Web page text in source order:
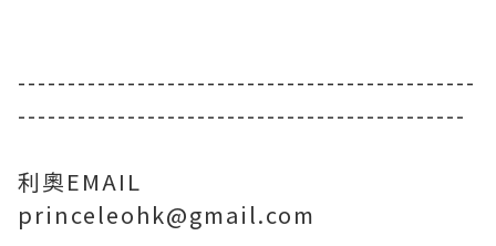
----------------------------------------------
---------------------------------------------
利奧EMAIL
princeleohk@gmail.com